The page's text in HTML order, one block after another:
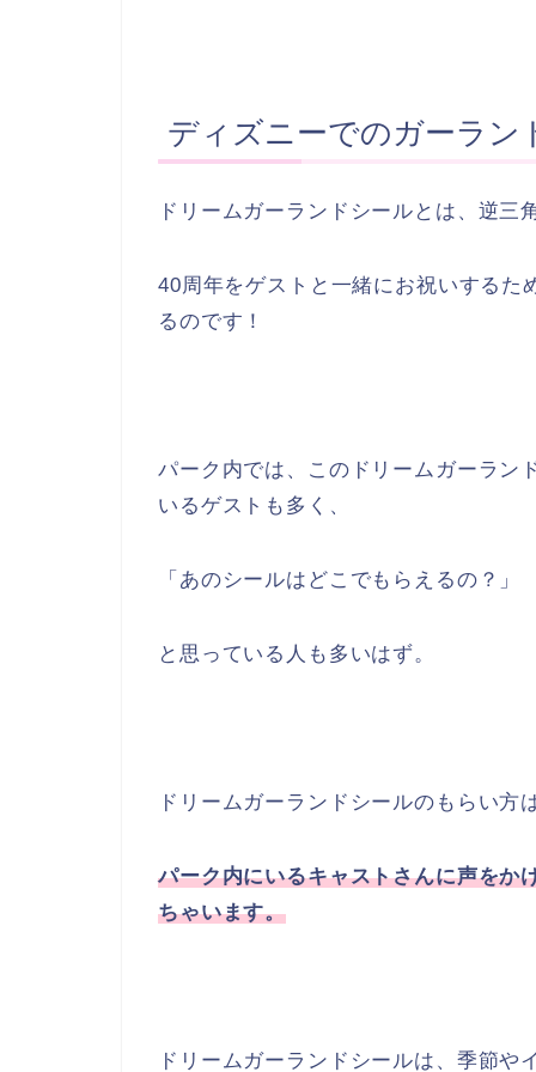
ディズニーでのガーラン
ドリームガーランドシールとは、逆三
40周年をゲストと一緒にお祝いするた
るのです！
パーク内では、このドリームガーラン
いるゲストも多く、
「あのシールはどこでもらえるの？」
と思っている人も多いはず。
ドリームガーランドシールのもらい方
パーク内にいるキャストさんに声をか
ちゃいます。
ドリームガーランドシールは、季節